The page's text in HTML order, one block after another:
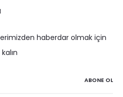
haberdar olmak için